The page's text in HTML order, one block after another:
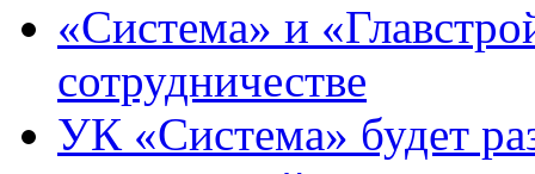
«Система» и
сотрудничестве
УК «Система» будет